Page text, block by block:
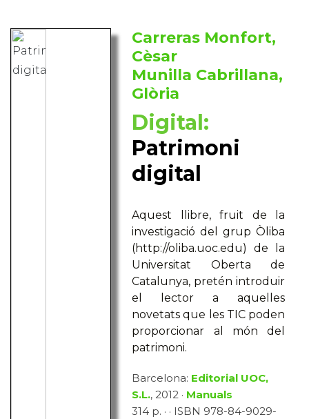
Carreras Monfort,
Cèsar
Munilla Cabrillana,
Glòria
Digital:
Patrimoni
digital
Aquest llibre, fruit de la
investigació del grup Òliba
(http://oliba.uoc.edu) de la
Universitat Oberta de
Catalunya, pretén introduir
el lector a aquelles
novetats que les TIC poden
proporcionar al món del
patrimoni.
Barcelona: Editorial UOC,
S.L., 2012 · Manuals
314 p. · · ISBN 978-84-9029-